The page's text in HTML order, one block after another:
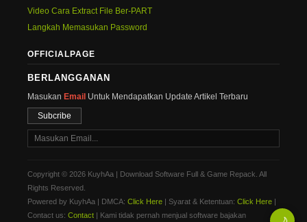
Video Cara Extract File Ber-PART
Langkah Memasukan Password
OFFICIALPAGE
BERLANGGANAN
Masukan Email Untuk Mendapatkan Update Artikel Terbaru
Subcribe
Copyright © 2026 KuyhAa | Download Software Full & Game Repack. All
Rights Reserved.
Powered by KuyhAa | DMCA: Click Here | Syarat & Ketentuan: Click Here |
Contact us: Contact | Kami tidak pernah menjual software bajakan